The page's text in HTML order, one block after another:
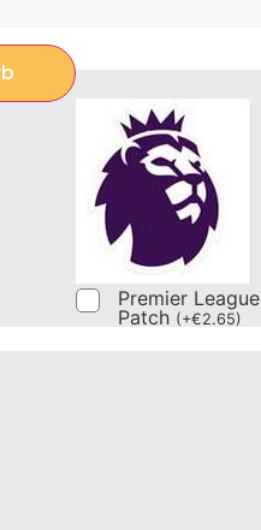
Premier League
Patch (+€2.65)